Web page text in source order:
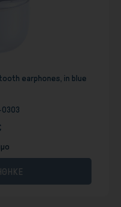
earphones, in blue
0303